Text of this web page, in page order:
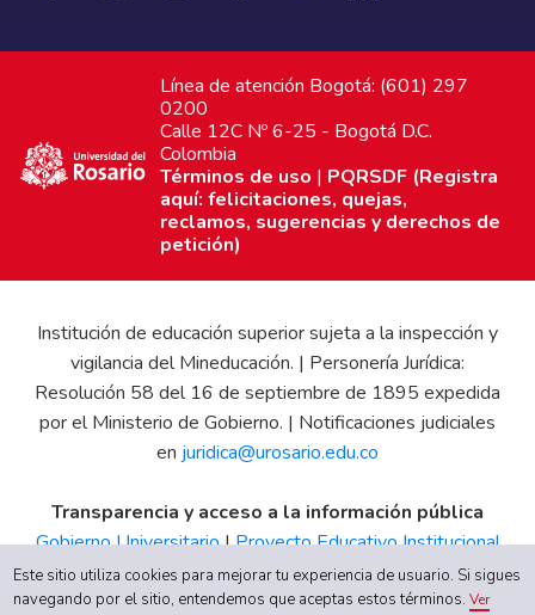
Línea de atención Bogotá: (601) 297
0200
Calle 12C Nº 6-25 - Bogotá D.C.
Colombia
Términos de uso | PQRSDF (Registra
aquí: felicitaciones, quejas,
reclamos, sugerencias y derechos de
petición)
Institución de educación superior sujeta a la inspección y
vigilancia del Mineducación. | Personería Jurídica:
Resolución 58 del 16 de septiembre de 1895 expedida
por el Ministerio de Gobierno. | Notificaciones judiciales
en juridica@urosario.edu.co
Transparencia y acceso a la información pública
Gobierno Universitario|Proyecto Educativo Institucional
|Informe de Gestión|Boletín Estadístico|Régimen
Tributario|Estados Financieros|Código de Ética|Canal
Este sitio utiliza cookies para mejorar tu experiencia de usuario. Si sigues
navegando por el sitio, entendemos que aceptas estos términos.Ver